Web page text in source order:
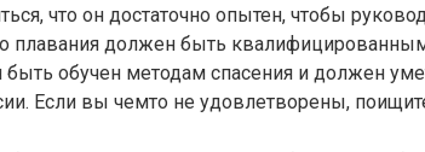
что он достаточно опытен, чтобы
плавания должен быть
обучен методам спасения и должен
Если вы чемто не удовлетворены,